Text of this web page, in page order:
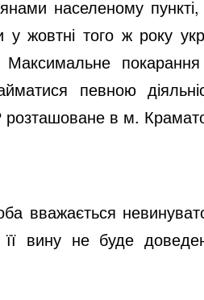
населеному
того ж року
певною
в м.
вважається
вину не буде